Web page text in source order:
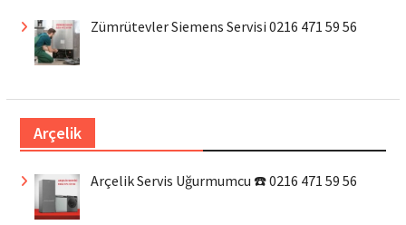
Zümrütevler Siemens Servisi 0216 471 59 56
Arçelik
Arçelik Servis Uğurmumcu ☎️ 0216 471 59 56